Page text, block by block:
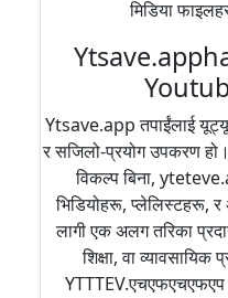
मिडिया
Ytsave.app तपाईंलाई
र सजिलो-प्रयोग उपकरण
विकल्प बिना,
भिडियोहरू, प्लेलिस्टहरू,
लागी एक अलग तरिका
शिक्षा, वा व्यावसायिक
YTTTEV.एचएफएचएफएप